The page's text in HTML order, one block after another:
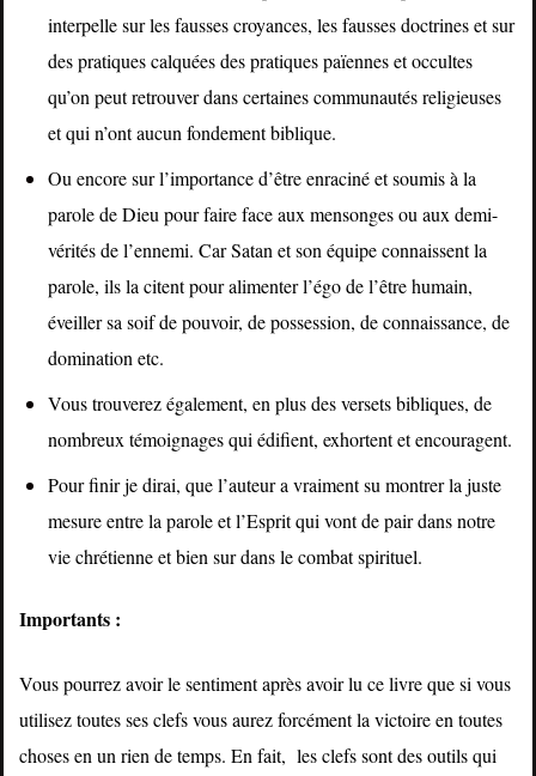
interpelle sur les fausses croyances, les fausses doctrines et sur
des pratiques calquées des pratiques païennes et occultes
qu’on peut retrouver dans certaines communautés religieuses
et qui n’ont aucun fondement biblique.
Ou encore sur l’importance d’être enraciné et soumis à la
parole de Dieu pour faire face aux mensonges ou aux demi-
vérités de l’ennemi. Car Satan et son équipe connaissent la
parole, ils la citent pour alimenter l’égo de l’être humain,
éveiller sa soif de pouvoir, de possession, de connaissance, de
domination etc.
Vous trouverez également, en plus des versets bibliques, de
nombreux témoignages qui édifient, exhortent et encouragent.
Pour finir je dirai, que l’auteur a vraiment su montrer la juste
mesure entre la parole et l’Esprit qui vont de pair dans notre
vie chrétienne et bien sur dans le combat spirituel.
Importants :
Vous pourrez avoir le sentiment après avoir lu ce livre que si vous
utilisez toutes ses clefs vous aurez forcément la victoire en toutes
choses en un rien de temps. En fait, les clefs sont des outils qui